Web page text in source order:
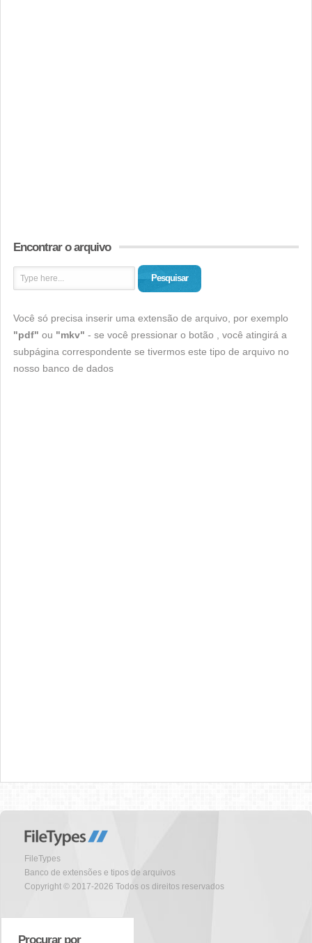
Encontrar o arquivo
Pesquisar
Você só precisa inserir uma extensão de arquivo, por exemplo
"pdf" ou "mkv" - se você pressionar o botão , você atingirá a
subpágina correspondente se tivermos este tipo de arquivo no
nosso banco de dados
FileTypes
Banco de extensões e tipos de arquivos
Copyright © 2017-2026 Todos os direitos reservados
Procurar por